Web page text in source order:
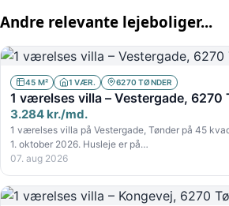
Andre relevante lejeboliger...
45 M² 1 VÆR. 6270 TØNDER
1 værelses villa – Vestergade, 6270
3.284 kr./md.
1 værelses villa på Vestergade, Tønder på 45
1. oktober 2026. Husleje er på…
07. aug 2026